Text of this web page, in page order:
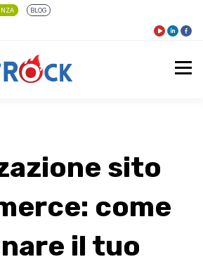
BLOG
sito
come
il tuo